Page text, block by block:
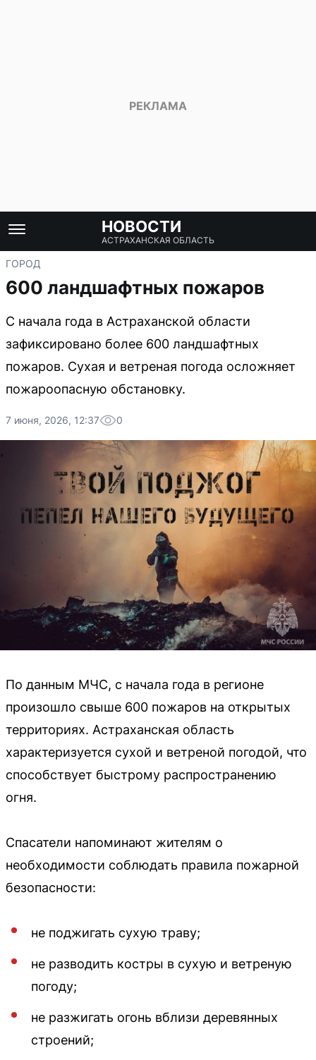
НОВОСТИ
АСТРАХАНСКАЯ ОБЛАСТЬ
ГОРОД
600 ландшафтных пожаров
С начала года в Астраханской области
зафиксировано более 600 ландшафтных
пожаров. Сухая и ветреная погода осложняет
пожароопасную обстановку.
7 июня, 2026, 12:37 0
По данным МЧС, с начала года в регионе
произошло свыше 600 пожаров на открытых
территориях. Астраханская область
характеризуется сухой и ветреной погодой, что
способствует быстрому распространению
огня.
Спасатели напоминают жителям о
необходимости соблюдать правила пожарной
безопасности:
не поджигать сухую траву;
не разводить костры в сухую и ветреную
погоду;
не разжигать огонь вблизи деревянных
строений;